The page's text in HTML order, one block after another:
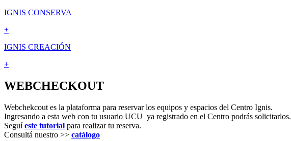
IGNIS CONSERVA
+
IGNIS CREACIÓN
+
WEBCHECKOUT
Webchekcout es la plataforma para reservar los equipos y espacios del Centro Ignis.
Ingresando a esta web con tu usuario UCU ya registrado en el Centro podrás solicitarlos.
Seguíeste tutorial para realizar tu reserva.
Consultá nuestro >> catálogo